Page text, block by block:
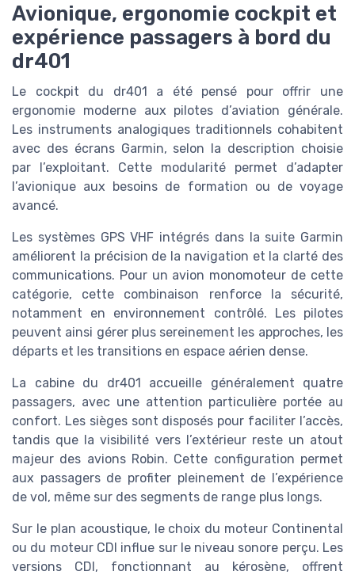
Avionique, ergonomie cockpit et
expérience passagers à bord du
dr401
Le cockpit du dr401 a été pensé pour offrir une
ergonomie moderne aux pilotes d’aviation générale.
Les instruments analogiques traditionnels cohabitent
avec des écrans Garmin, selon la description choisie
par l’exploitant. Cette modularité permet d’adapter
l’avionique aux besoins de formation ou de voyage
avancé.
Les systèmes GPS VHF intégrés dans la suite Garmin
améliorent la précision de la navigation et la clarté des
communications. Pour un avion monomoteur de cette
catégorie, cette combinaison renforce la sécurité,
notamment en environnement contrôlé. Les pilotes
peuvent ainsi gérer plus sereinement les approches, les
départs et les transitions en espace aérien dense.
La cabine du dr401 accueille généralement quatre
passagers, avec une attention particulière portée au
confort. Les sièges sont disposés pour faciliter l’accès,
tandis que la visibilité vers l’extérieur reste un atout
majeur des avions Robin. Cette configuration permet
aux passagers de profiter pleinement de l’expérience
de vol, même sur des segments de range plus longs.
Sur le plan acoustique, le choix du moteur Continental
ou du moteur CDI influe sur le niveau sonore perçu. Les
versions CDI, fonctionnant au kérosène, offrent